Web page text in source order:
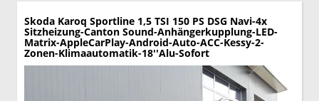
Skoda Karoq Sportline 1,5 TSI 150 PS DSG Navi-4x
Sitzheizung-Canton Sound-Anhängerkupplung-LED-
Matrix-AppleCarPlay-Android-Auto-ACC-Kessy-2-
Zonen-Klimaautomatik-18''Alu-Sofort